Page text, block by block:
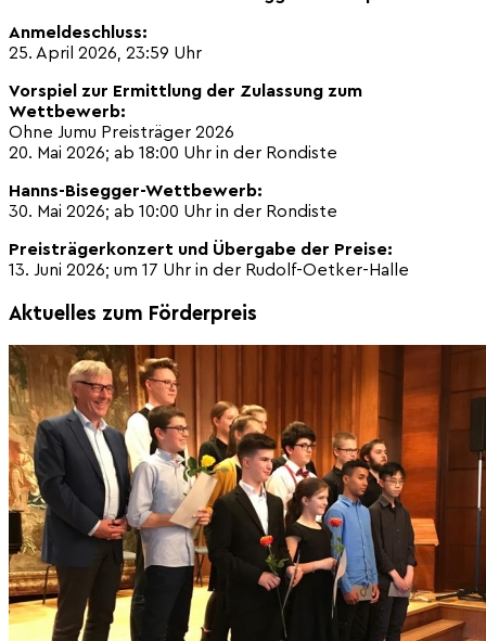
Anmeldeschluss:
25. April 2026, 23:59 Uhr
Vorspiel zur Ermittlung der Zulassung zum
Wettbewerb:
Ohne Jumu Preisträger 2026
20. Mai 2026; ab 18:00 Uhr in der Rondiste
Hanns-Bisegger-Wettbewerb:
30. Mai 2026; ab 10:00 Uhr in der Rondiste
Preisträgerkonzert und Übergabe der Preise:
13. Juni 2026; um 17 Uhr in der Rudolf-Oetker-Halle
Aktuelles zum Förderpreis